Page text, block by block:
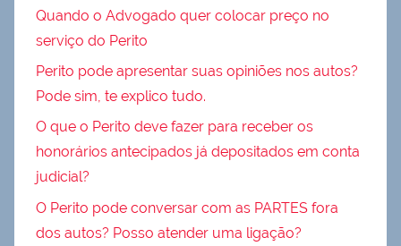
Quando o Advogado quer colocar preço no
serviço do Perito
Perito pode apresentar suas opiniões nos autos?
Pode sim, te explico tudo.
O que o Perito deve fazer para receber os
honorários antecipados já depositados em conta
judicial?
O Perito pode conversar com as PARTES fora
dos autos? Posso atender uma ligação?